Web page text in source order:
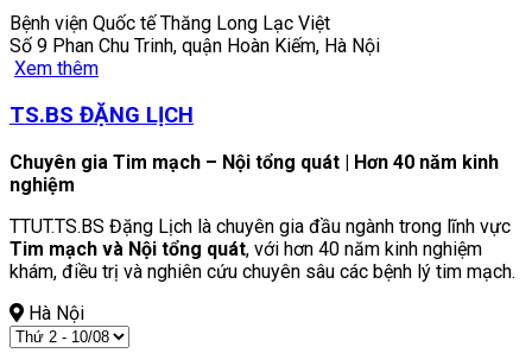
Bệnh viện Quốc tế Thăng Long Lạc Việt
Số 9 Phan Chu Trinh, quận Hoàn Kiếm, Hà Nội
Xem thêm
TS.BS ĐẶNG LỊCH
Chuyên gia Tim mạch – Nội tổng quát | Hơn 40 năm kinh
nghiệm
TTUT.TS.BS Đặng Lịch là chuyên gia đầu ngành trong lĩnh vực
Tim mạch và Nội tổng quát, với hơn 40 năm kinh nghiệm
khám, điều trị và nghiên cứu chuyên sâu các bệnh lý tim mạch.
Hà Nội